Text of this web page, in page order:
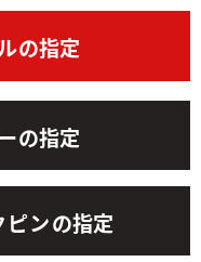
の指定
の指定
ンの指定